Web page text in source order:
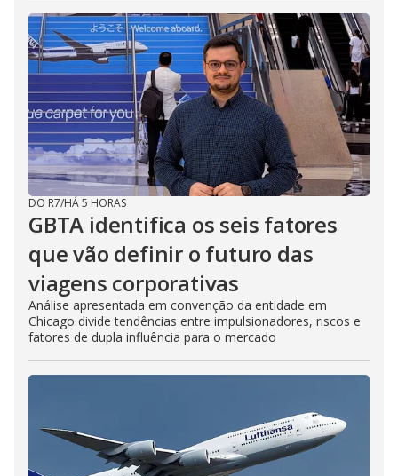
DO R7/HÁ 5 HORAS
GBTA identifica os seis fatores
que vão definir o futuro das
viagens corporativas
Análise apresentada em convenção da entidade em
Chicago divide tendências entre impulsionadores, riscos e
fatores de dupla influência para o mercado